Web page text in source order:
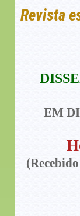
Revista
EM